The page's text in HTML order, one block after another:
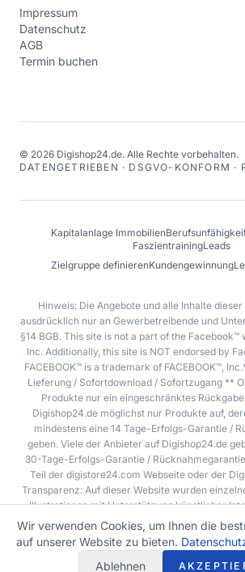
Impressum
Datenschutz
AGB
Termin buchen
© 2026 Digishop24.de. Alle Rechte vorbehalten.
DATENGETRIEBEN · DSGVO-KONFORM ·
Kapitalanlage Immobilien
FaszientrainingLeads
Zielgruppe definierenKundengewinnung
Hinweis: Die Angebote und alle Inhalte
ausdrücklich nur an Gewerbetreibende und
§14 BGB. This site is not a part of the
Inc. Additionally, this site is NOT endorsed by
FACEBOOK™ is a trademark of FACEBOOK™,
Lieferung / Sofortdownload / Sofortzugang **
Produkte nur ein eingeschränktes
Digishop24.de möglichst nur Produkte auf,
mindestens eine 14 Tage-Erfolgs-Garantie /
geben. Viele der Anbieter auf Digishop24.de
30-Tage-Erfolgs-Garantie /
Teil der digistore24.com Webseite oder der
Transparenz: Auf dieser Website wurden
Illustrationen mit Unterstützung künstlicher
bearbeitet. Sämtliche Inhalte wurden vor
geprüft und freigegeben.
Wir verwenden Cookies, um Ihnen die
auf unserer Website zu bieten.
Ablehnen